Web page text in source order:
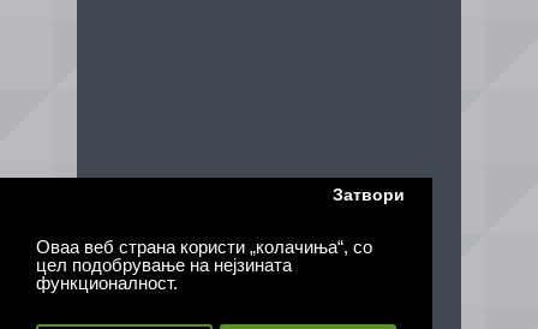
Оваа веб страна користи „колачиња“, со
цел подобрување на нејзината
функционалност.
Затвори